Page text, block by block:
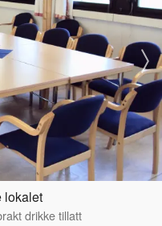
lokalet
drikke tillatt